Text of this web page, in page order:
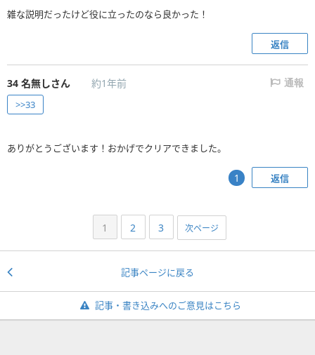
雑な説明だったけど役に立ったのなら良かった！
返信
34 名無しさん 約1年前 通報
>>33
ありがとうございます！おかげでクリアできました。
返信
1
1 2 3 次ページ
記事ページに戻る
記事・書き込みへのご意見はこちら